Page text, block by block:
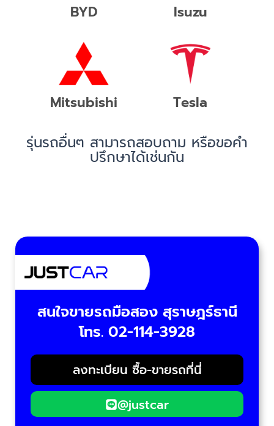
BYD Isuzu
Mitsubishi Tesla
รุ่นรถอื่นๆ สามารถสอบถาม หรือขอคำ
ปรึกษาได้เช่นกัน
สนใจขายรถมือสอง สุราษฎร์ธานี
โทร. 02-114-3928
ลงทะเบียน ซื้อ-ขายรถที่นี่
@justcar